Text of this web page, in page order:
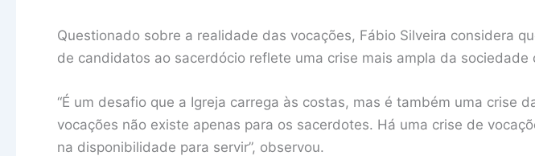
Questionado sobre a realidade das vocações, Fábio Silveira considera
de candidatos ao sacerdócio reflete uma crise mais ampla da sociedade
“É um desafio que a Igreja carrega às costas, mas é também uma crise
vocações não existe apenas para os sacerdotes. Há uma crise de
na disponibilidade para servir”, observou.